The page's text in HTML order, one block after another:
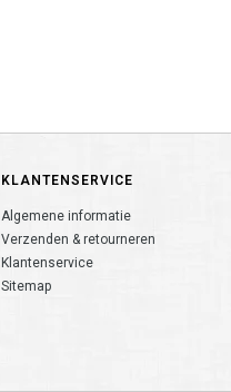
KLANTENSERVICE
Algemene informatie
Verzenden & retourneren
Klantenservice
Sitemap